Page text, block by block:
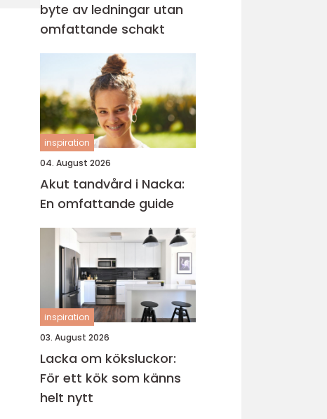
byte av ledningar utan
omfattande schakt
inspiration
04. August 2026
Akut tandvård i Nacka:
En omfattande guide
inspiration
03. August 2026
Lacka om köksluckor:
För ett kök som känns
helt nytt